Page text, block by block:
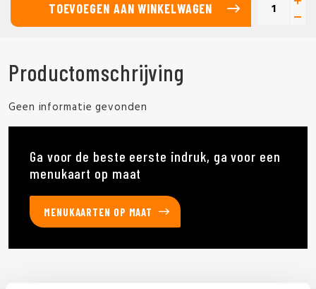
TOEVOEGEN AAN WINKELWAGEN
Productomschrijving
Geen informatie gevonden
Ga voor de beste eerste indruk, ga voor een
menukaart op maat
MENUKAARTEN OP MAAT